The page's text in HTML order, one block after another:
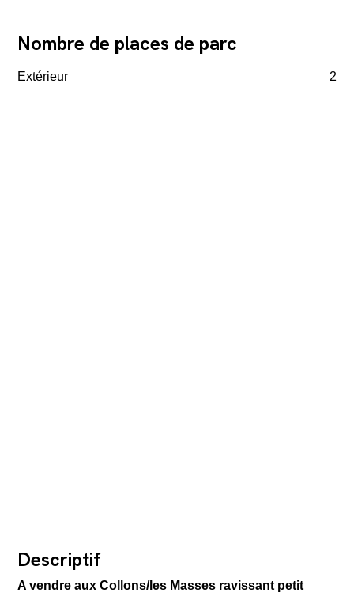
Nombre de places de parc
Extérieur 2
Descriptif
A vendre aux Collons/les Masses ravissant petit